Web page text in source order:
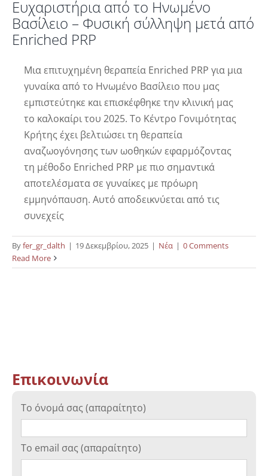
Ευχαριστήρια από το Ηνωμένο
Βασίλειο – Φυσική σύλληψη μετά από
Enriched PRP
Μια επιτυχημένη θεραπεία Enriched PRP για μια
γυναίκα από το Ηνωμένο Βασίλειο που μας
εμπιστεύτηκε και επισκέφθηκε την κλινική μας
το καλοκαίρι του 2025. Το Κέντρο Γονιμότητας
Κρήτης έχει βελτιώσει τη θεραπεία
αναζωογόνησης των ωοθηκών εφαρμόζοντας
τη μέθοδο Enriched PRP με πιο σημαντικά
αποτελέσματα σε γυναίκες με πρόωρη
εμμηνόπαυση. Αυτό αποδεικνύεται από τις
συνεχείς
Byfer_gr_dalth | 19 Δεκεμβρίου, 2025 | Νέα | 0 Comments
Read More
Επικοινωνία
Το όνομά σας (απαραίτητο)
Το email σας (απαραίτητο)